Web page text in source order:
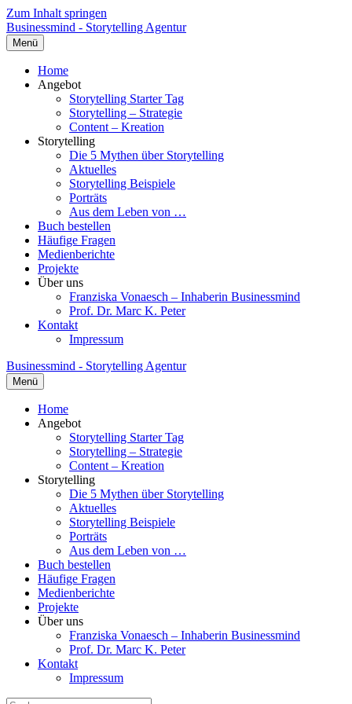
Zum Inhalt springen
Businessmind - Storytelling Agentur
Menü
Home
Angebot
Storytelling Starter Tag
Storytelling – Strategie
Content – Kreation
Storytelling
Die 5 Mythen über Storytelling
Aktuelles
Storytelling Beispiele
Porträts
Aus dem Leben von …
Buch bestellen
Häufige Fragen
Medienberichte
Projekte
Über uns
Franziska Vonaesch – Inhaberin Businessmind
Prof. Dr. Marc K. Peter
Kontakt
Impressum
Businessmind - Storytelling Agentur
Menü
Home
Angebot
Storytelling Starter Tag
Storytelling – Strategie
Content – Kreation
Storytelling
Die 5 Mythen über Storytelling
Aktuelles
Storytelling Beispiele
Porträts
Aus dem Leben von …
Buch bestellen
Häufige Fragen
Medienberichte
Projekte
Über uns
Franziska Vonaesch – Inhaberin Businessmind
Prof. Dr. Marc K. Peter
Kontakt
Impressum